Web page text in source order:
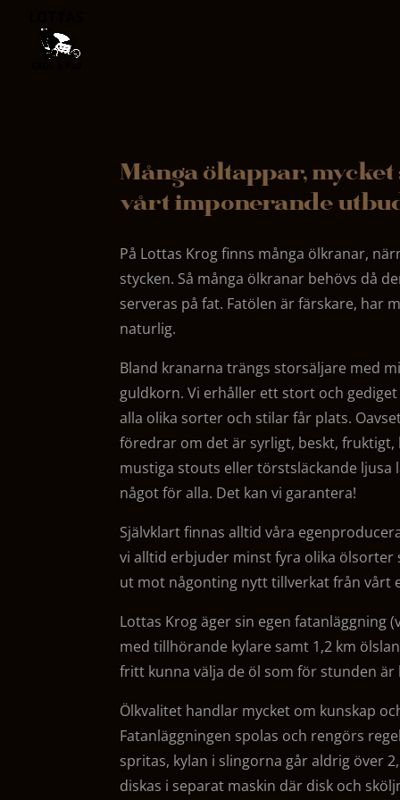
Många öltappar,
vårt imponerande
På Lottas Krog finns många ölkranar,
stycken. Så många ölkranar behövs då
serveras på fat. Fatölen är färskare, har
naturlig.
Bland kranarna trängs storsäljare med
guldkorn. Vi erhåller ett stort och
alla olika sorter och stilar får plats.
föredrar om det är syrligt, beskt,
mustiga stouts eller törstsläckande ljusa
något för alla. Det kan vi garantera!
Självklart finnas alltid våra
vi alltid erbjuder minst fyra olika ölsorter
ut mot någonting nytt tillverkat från vårt
Lottas Krog äger sin egen fatanläggning
med tillhörande kylare samt 1,2 km
fritt kunna välja de öl som för stunden är
Ölkvalitet handlar mycket om kunskap
Fatanläggningen spolas och rengörs
spritas, kylan i slingorna går aldrig över
diskas i separat maskin där disk och